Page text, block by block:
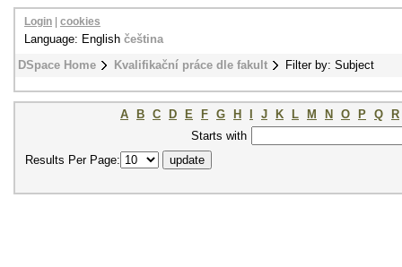
DSpace Home Kvalifikační práce dle fakult Filter by: Subject
Login cookies
Language: English čeština
A B C D E F G H J K L M N O P Q
R
Starts with
Results Per Page: